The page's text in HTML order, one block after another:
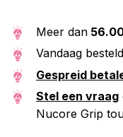
Meer dan
Vandaag
Gespreid
Stel een vraag
Nucore Grip